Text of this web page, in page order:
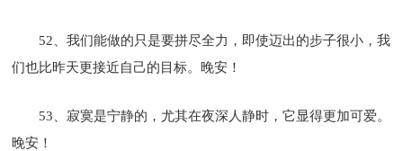
52、我们能做的只是要拼尽全力，即使迈出的步子很小，我
们也比昨天更接近自己的目标。晚安！
53、寂寞是宁静的，尤其在夜深人静时，它显得更加可爱。
晚安！